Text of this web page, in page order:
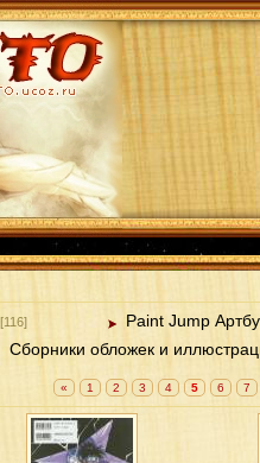
[116] Paint Jump
Сборники обложек и
« 1 2 3 4 5 6 7